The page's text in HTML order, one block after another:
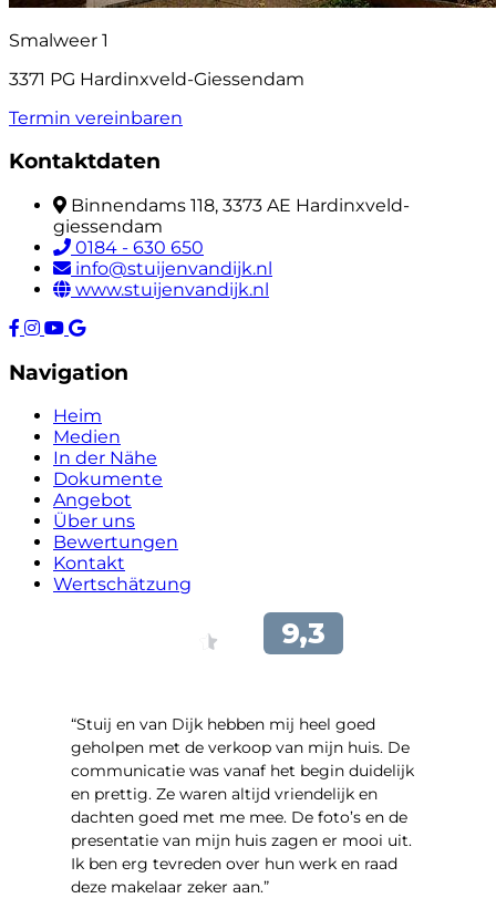
Smalweer 1
3371 PG Hardinxveld-Giessendam
Termin vereinbaren
Kontaktdaten
Binnendams 118, 3373 AE Hardinxveld-
giessendam
0184 - 630 650
info@stuijenvandijk.nl
www.stuijenvandijk.nl
Navigation
Heim
Medien
In der Nähe
Dokumente
Angebot
Über uns
Bewertungen
Kontakt
Wertschätzung
“Stuij en van Dijk hebben mij heel goed
geholpen met de verkoop van mijn huis. De
communicatie was vanaf het begin duidelijk
en prettig. Ze waren altijd vriendelijk en
dachten goed met me mee. De foto’s en de
presentatie van mijn huis zagen er mooi uit.
Ik ben erg tevreden over hun werk en raad
deze makelaar zeker aan.”